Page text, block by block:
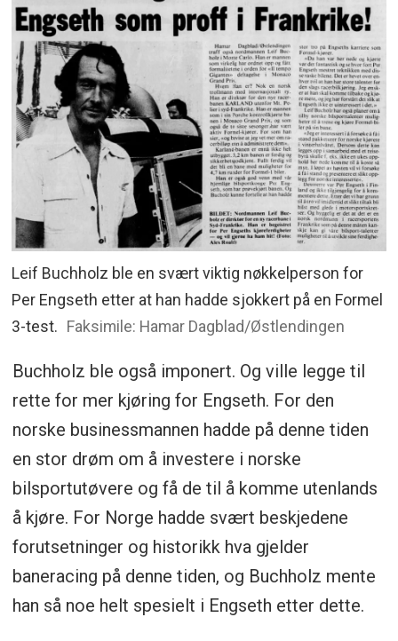
Leif Buchholz ble en svært viktig nøkkelperson for
Per Engseth etter at han hadde sjokkert på en Formel
3-test. Faksimile: Hamar Dagblad/Østlendingen
Buchholz ble også imponert. Og ville legge til
rette for mer kjøring for Engseth. For den
norske businessmannen hadde på denne tiden
en stor drøm om å investere i norske
bilsportutøvere og få de til å komme utenlands
å kjøre. For Norge hadde svært beskjedene
forutsetninger og historikk hva gjelder
baneracing på denne tiden, og Buchholz mente
han så noe helt spesielt i Engseth etter dette.